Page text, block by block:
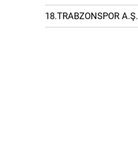
18.TRABZONSPOR A.Ş.